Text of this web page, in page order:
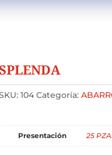
104 Categoría:
Presentación 25